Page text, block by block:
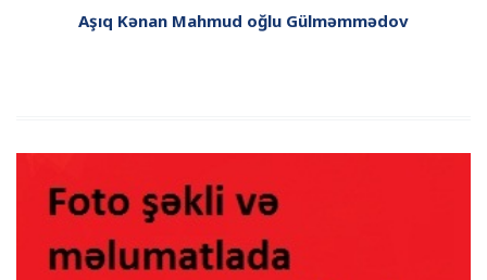
Aşıq Kənan Mahmud oğlu Gülməmmədov